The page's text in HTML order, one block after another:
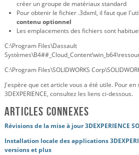
créer un groupe de matériaux standard
Pour obtenir le fichier .3dxml, il faut que
contenu optionnel
Les emplacements des fichiers sont
C:\Program Files\Dassault
C:\Program Files\SOLIDWORKS
J'espère que cet article vous a été utile. Pour
3DEXPERIENCE, consultez les liens ci-dessous.
Articles connexes
Révisions de la mise à jour 3DEXPERIENCE
Installation locale des applications
versions et plus